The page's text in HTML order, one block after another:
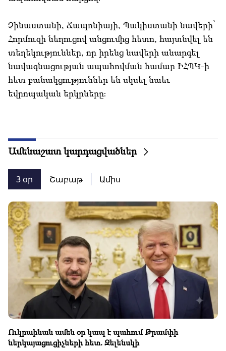
Չինաստանի, Ճապոնիայի, Պակիստանի նավերի՝
Հորմուզի նեղուցով անցումից հետո, հայտնվել են
տեղեկություններ, որ իրենց նավերի անարգել
նավագնացության ապահովման համար ԻՀՊԿ-ի
հետ բանակցություններ են սկսել նաեւ
եվրոպական երկրները։
Ամենաշատ կարդացվածներ
3 օր Շաբաթ Ամիս
Ուկրաինան ամեն օր կապ է պահում Թրամփի
ներկայացուցիչների հետ. Զելենսկի